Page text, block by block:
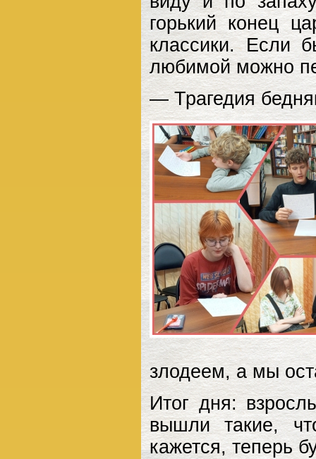
горький конец
классики. Если
любимой можно
— Трагедия
злодеем, а мы
Итог дня:
вышли такие,
кажется, теперь